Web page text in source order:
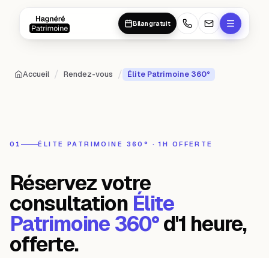
Bilan gratuit
Accueil / Rendez-vous / Élite Patrimoine 360°
01 ÉLITE PATRIMOINE 360° · 1H OFFERTE
Réservez votre
consultation Élite
Patrimoine 360°d'1 heure,
offerte.